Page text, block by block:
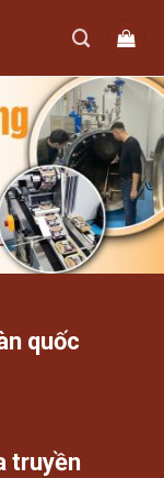
quốc
truyền